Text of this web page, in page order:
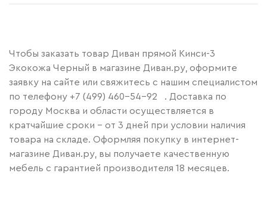
Чтобы заказать товар Диван прямой Кинси-3
Экокожа Черный в магазине Диван.ру, оформите
заявку на сайте или свяжитесь с нашим специалистом
по телефону +7 (499) 460-54-92
. Доставка по
городу Москва и области осуществляется в
кратчайшие сроки – от 3 дней при условии наличия
товара на складе. Оформляя покупку в интернет-
магазине Диван.ру, вы получаете качественную
мебель с гарантией производителя 18 месяцев.